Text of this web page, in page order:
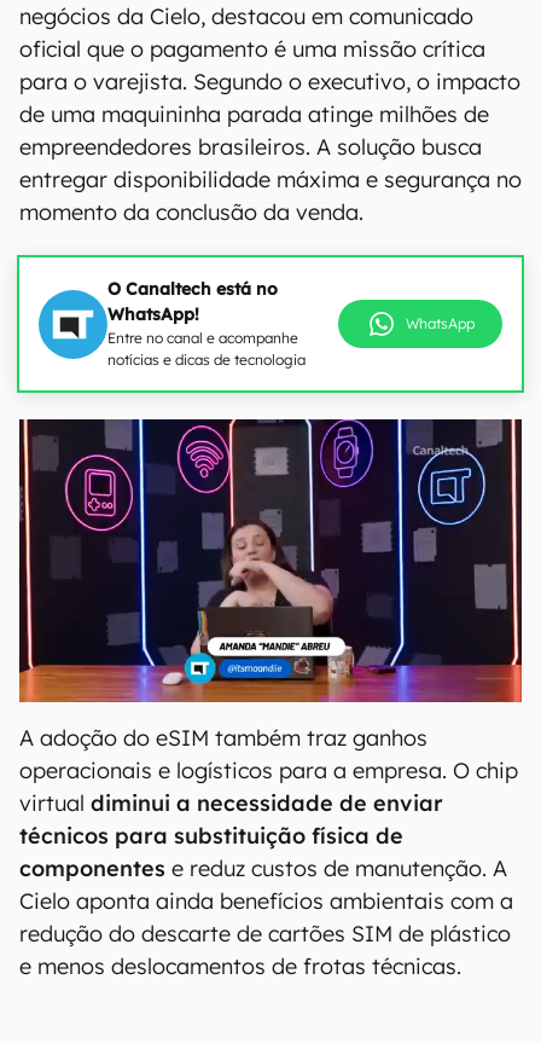
negócios da Cielo, destacou em comunicado
oficial que o pagamento é uma missão crítica
para o varejista. Segundo o executivo, o impacto
de uma maquininha parada atinge milhões de
empreendedores brasileiros. A solução busca
entregar disponibilidade máxima e segurança no
momento da conclusão da venda.
O Canaltech está no
WhatsApp!
Entre no canal e acompanhe
notícias e dicas de tecnologia
WhatsApp
A adoção do eSIM também traz ganhos
operacionais e logísticos para a empresa. O chip
virtual diminui a necessidade de enviar
técnicos para substituição física de
componentes e reduz custos de manutenção. A
Cielo aponta ainda benefícios ambientais com a
redução do descarte de cartões SIM de plástico
e menos deslocamentos de frotas técnicas.